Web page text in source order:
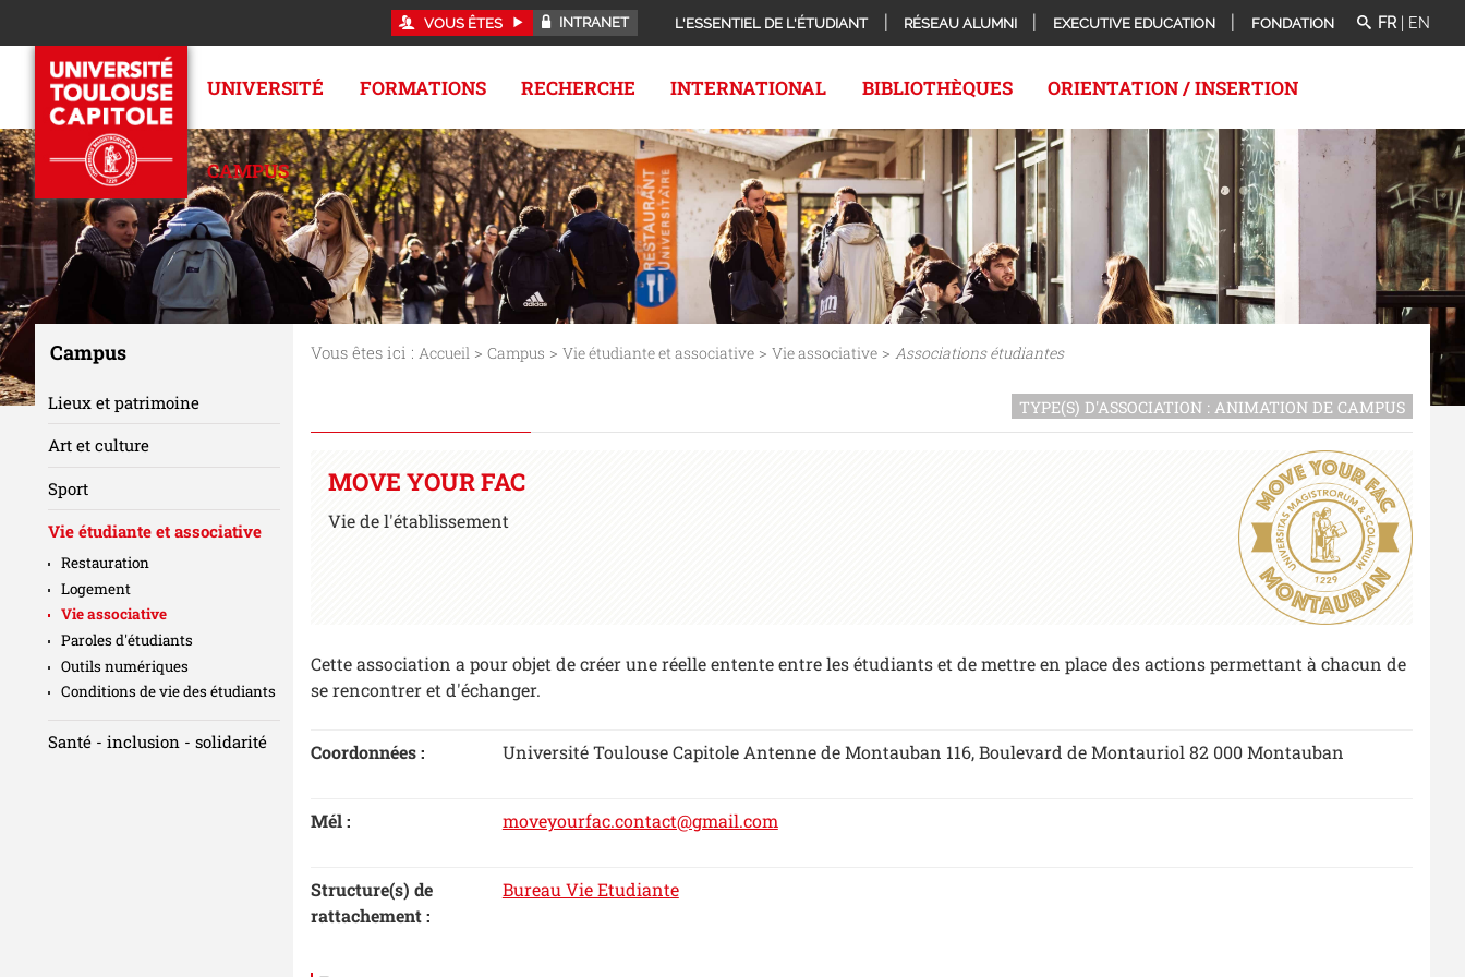
VOUS ÊTES INTRANET L'ESSENTIEL DE L'ÉTUDIANT RÉSEAU ALUMNI EXECUTIVE EDUCATION FONDATION FR EN
UNIVERSITÉ FORMATIONS RECHERCHE INTERNATIONAL BIBLIOTHÈQUES ORIENTATION / INSERTION
CAMPUS
Vous êtes ici : Accueil> Campus > Vie étudiante et associative> Vie associative> Associations étudiantes
TYPE(S) D'ASSOCIATION : ANIMATION DE CAMPUS
MOVE YOUR FAC
Vie de l'établissement
Cette association a pour objet de créer une réelle entente entre les étudiants et de mettre en place des actions permettant à chacun de
se rencontrer et d'échanger.
Coordonnées : Université Toulouse Capitole Antenne de Montauban 116, Boulevard de Montauriol 82 000 Montauban
Mél : moveyourfac.contact@gmail.com
Structure(s) de
rattachement :
Bureau Vie Etudiante
Campus
Lieux et patrimoine
Art et culture
Sport
Vie étudiante et associative
Restauration
Logement
Vie associative
Paroles d'étudiants
Outils numériques
Conditions de vie des étudiants
Santé - inclusion - solidarité